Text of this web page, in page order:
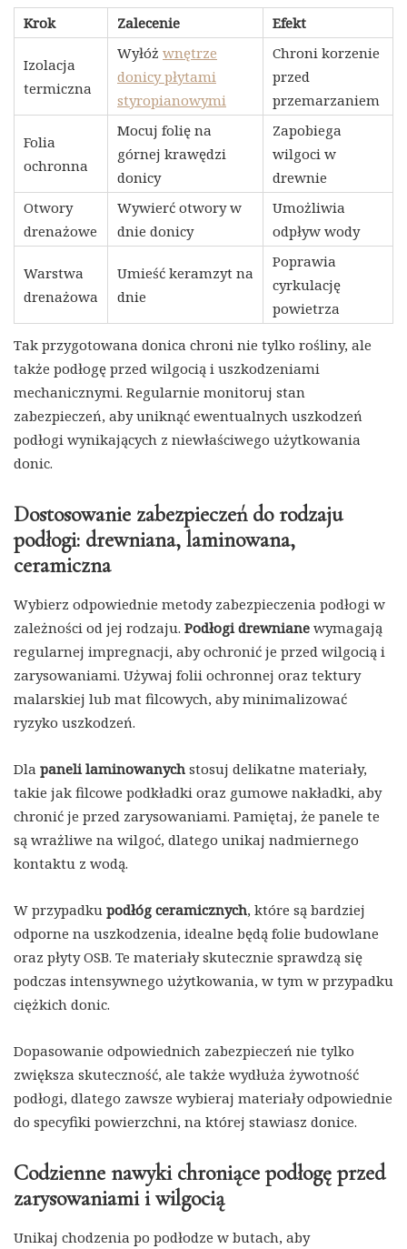
Krok Zalecenie Efekt
Izolacja
termiczna
Wyłóż wnętrze
donicy płytami
styropianowymi
Chroni korzenie
przed
przemarzaniem
Folia
ochronna
Mocuj folię na
górnej krawędzi
donicy
Zapobiega
wilgoci w
drewnie
Otwory
drenażowe
Wywierć otwory w
dnie donicy
Umożliwia
odpływ wody
Warstwa
drenażowa
Umieść keramzyt na
dnie
Poprawia
cyrkulację
powietrza
Tak przygotowana donica chroni nie tylko rośliny, ale
także podłogę przed wilgocią i uszkodzeniami
mechanicznymi. Regularnie monitoruj stan
zabezpieczeń, aby uniknąć ewentualnych uszkodzeń
podłogi wynikających z niewłaściwego użytkowania
donic.
Dostosowanie zabezpieczeń do rodzaju
podłogi: drewniana, laminowana,
ceramiczna
Wybierz odpowiednie metody zabezpieczenia podłogi w
zależności od jej rodzaju. Podłogi drewniane wymagają
regularnej impregnacji, aby ochronić je przed wilgocią i
zarysowaniami. Używaj folii ochronnej oraz tektury
malarskiej lub mat filcowych, aby minimalizować
ryzyko uszkodzeń.
Dla paneli laminowanych stosuj delikatne materiały,
takie jak filcowe podkładki oraz gumowe nakładki, aby
chronić je przed zarysowaniami. Pamiętaj, że panele te
są wrażliwe na wilgoć, dlatego unikaj nadmiernego
kontaktu z wodą.
W przypadku podłóg ceramicznych, które są bardziej
odporne na uszkodzenia, idealne będą folie budowlane
oraz płyty OSB. Te materiały skutecznie sprawdzą się
podczas intensywnego użytkowania, w tym w przypadku
ciężkich donic.
Dopasowanie odpowiednich zabezpieczeń nie tylko
zwiększa skuteczność, ale także wydłuża żywotność
podłogi, dlatego zawsze wybieraj materiały odpowiednie
do specyfiki powierzchni, na której stawiasz donice.
Codzienne nawyki chroniące podłogę przed
zarysowaniami i wilgocią
Unikaj chodzenia po podłodze w butach, aby